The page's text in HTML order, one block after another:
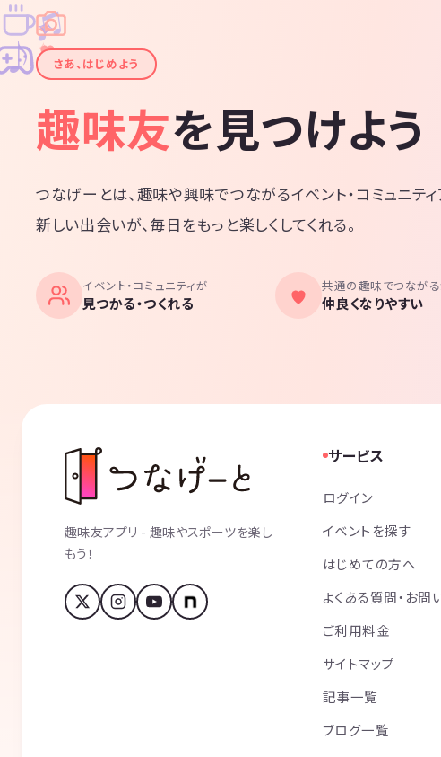
✦
✦
✧
✧
♪
♫
さあ、はじめよう
趣味友を見つけよう
つなげーとは、趣味や興味でつながるイベント・コミュニティ
新しい出会いが、毎日をもっと楽しくしてくれる。
イベント・コミュニティが
見つかる・つくれる
共通の趣味でつなが
仲良くなりやすい
趣味友アプリ - 趣味やスポーツを楽し
もう！
サービス
ログイン
イベントを探す
はじめての方へ
よくある質問・お問
ご利用料金
サイトマップ
記事一覧
ブログ一覧